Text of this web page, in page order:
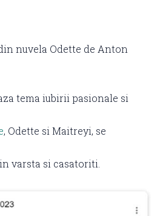
nuvela Odette de Anton
tema iubirii pasionale si
, Odette si Maitreyi, se
varsta si casatoriti.